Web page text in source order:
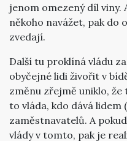
jenom omezený díl viny.
někoho navážet, pak do
zvedají.
Další tu proklíná vládu
obyčejné lidi živořit v
změnu zřejmě uniklo,
to vláda, kdo dává lidem
zaměstnavatelů. A
vlády v tomto, pak je